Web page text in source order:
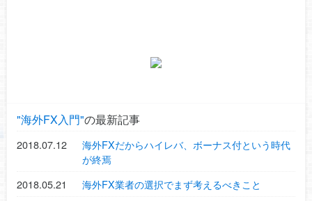
海外FX入門 の最新記事
2018.07.12
海外FXだからハイレバ、ボーナス付という時代
が終焉
2018.05.21
海外FX業者の選択でまず考えるべきこと